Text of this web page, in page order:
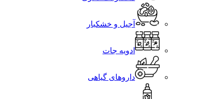
آجیل و خشکبار
ادویه جات
داروهای گیاهی